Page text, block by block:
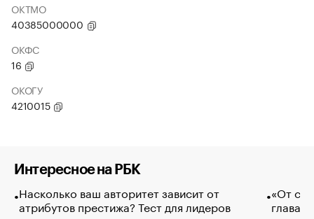
ОКТМО
40385000000
ОКФС
16
ОКОГУ
4210015
Интересное на РБК
Насколько ваш авторитет зависит от
атрибутов престижа? Тест для лидеров
«От
глава